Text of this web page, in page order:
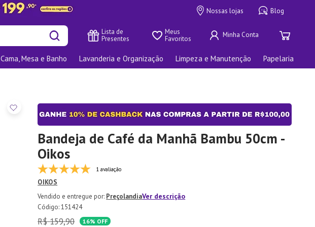
Nossas lojas Blog
Lista de
Presentes
Meus
Favoritos
Cama, Mesa e Banho Lavanderia e Organização Limpeza e Manutenção Papelaria
Bandeja de Café da Manhã Bambu 50cm -
Oikos
1 avaliação
OIKOS
PreçolandiaVer descrição
:151424
R$ 159,90 16% OFF